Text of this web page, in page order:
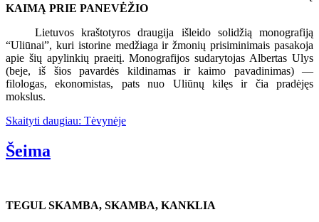
KAIMĄ PRIE PANEVĖŽIO
Lietuvos kraštotyros draugija išleido solidžią monografiją
“Uliūnai”, kuri istorine medžiaga ir žmonių prisiminimais pasakoja
apie šių apylinkių praeitį. Monografijos sudarytojas Albertas Ulys
(beje, iš šios pavardės kildinamas ir kaimo pavadinimas) —
filologas, ekonomistas, pats nuo Uliūnų kilęs ir čia pradėjęs
mokslus.
Skaityti daugiau: Tėvynėje
Šeima
TEGUL SKAMBA, SKAMBA, KANKLIA